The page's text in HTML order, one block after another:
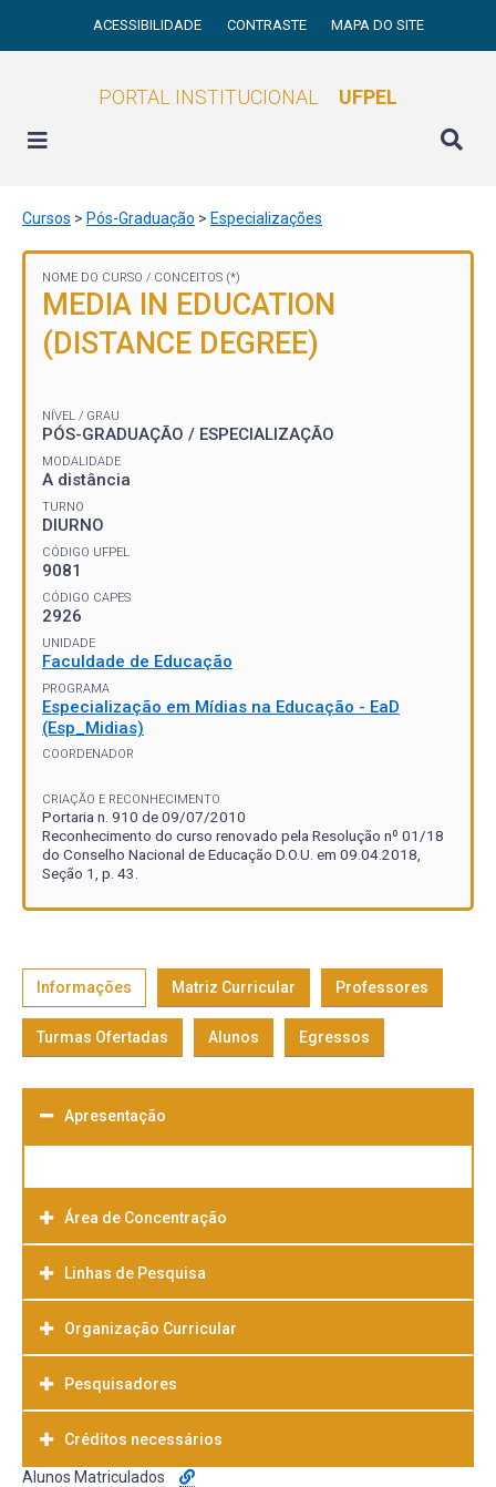
ACESSIBILIDADE CONTRASTE MAPA DO SITE
PORTAL INSTITUCIONAL UFPEL
Cursos > Pós-Graduação > Especializações
NOME DO CURSO / CONCEITOS (*)
MEDIA IN EDUCATION
(DISTANCE DEGREE)
NÍVEL / GRAU
PÓS-GRADUAÇÃO / ESPECIALIZAÇÃO
MODALIDADE
A distância
TURNO
DIURNO
CÓDIGO UFPEL
9081
CÓDIGO CAPES
2926
UNIDADE
Faculdade de Educação
PROGRAMA
Especialização em Mídias na Educação - EaD
(Esp_Midias)
COORDENADOR
CRIAÇÃO E RECONHECIMENTO
Portaria n. 910 de 09/07/2010
Reconhecimento do curso renovado pela Resolução nº 01/18
do Conselho Nacional de Educação D.O.U. em 09.04.2018,
Seção 1, p. 43.
Informações Matriz Curricular Professores
Turmas Ofertadas Alunos Egressos
Apresentação
Área de Concentração
Linhas de Pesquisa
Organização Curricular
Pesquisadores
Créditos necessários
Alunos Matriculados